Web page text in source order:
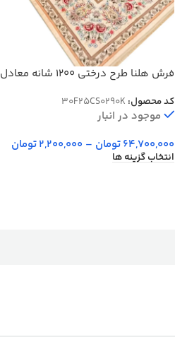
فرش هلنا طرح درختی 1200 شانه معادل
کد محصول: 30F25CS0290K
موجود در انبار
64,700,000تومان –
2,200,000تومان
انتخاب گزینه ها